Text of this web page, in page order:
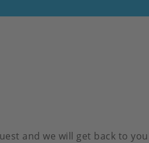
and we will get back to